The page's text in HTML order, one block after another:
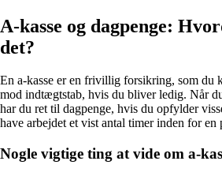
A-kasse og dagpenge:
det?
En a-kasse er en frivillig forsikring, som du
mod indtægtstab, hvis du bliver ledig. Når
har du ret til dagpenge, hvis du opfylder
have arbejdet et vist antal timer inden for en
Nogle vigtige ting at vide om a-